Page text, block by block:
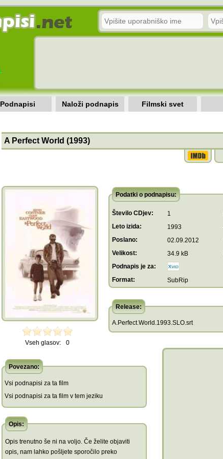
Podnapisi Naloži podnapis Filmski svet
A Perfect World (1993)
Vseh glasov: 0
Podatki o podnapisu:
Število CDjev: 1
Leto izida:
1993
Poslano:
02.09.2012
Velikost:
34.9 kB
Podnapis je za:
Format:
SubRip
Release:
A.Perfect.World.1993.SLO.srt
Povezano:
Vsi podnapisi za ta film
Vsi podnapisi za ta film v tem jeziku
Opis:
Opis trenutno še ni na voljo. Če želite objaviti
opis, nam lahko pošljete sporočilo preko